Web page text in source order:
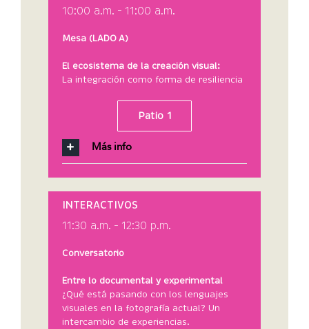
10:00 a.m. – 11:00 a.m.
Mesa (LADO A)
El ecosistema de la creación visual:
La integración como forma de resiliencia
Patio 1
Más info
INTERACTIVOS
11:30 a.m. – 12:30 p.m.
Conversatorio
Entre lo documental y experimental
¿Qué está pasando con los lenguajes
visuales en la fotografía actual? Un
intercambio de experiencias.